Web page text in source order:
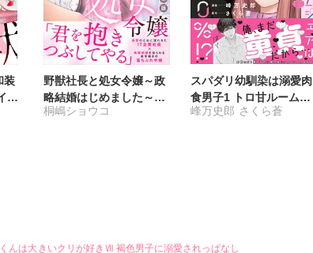
装
ジ
野獣社長と処女令嬢～政
略結婚はじめました～
【完全版】
桐嶋ショウコ
スパダリ幼馴染は溺愛肉
食男子1 トロ甘ルームシ
ェアは雄濃度300％!?
峰万史郎 さくら蒼
んは大きいクリが好きⅦ 褐色男子に溺愛されっぱなし